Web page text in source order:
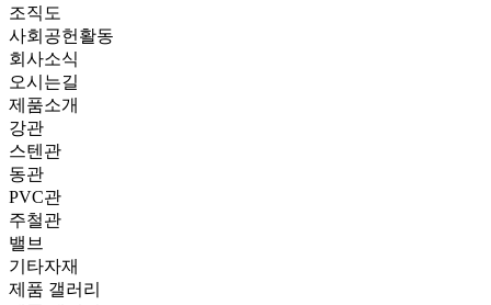
조직도
사회공헌활동
회사소식
오시는길
제품소개
강관
스텐관
동관
PVC관
주철관
밸브
기타자재
제품 갤러리